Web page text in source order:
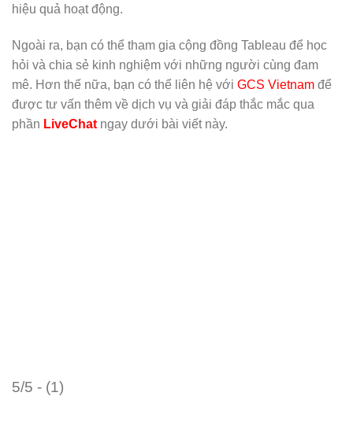
hiệu quả hoạt động.
Ngoài ra, bạn có thể tham gia cộng đồng Tableau để học
hỏi và chia sẻ kinh nghiệm với những người cùng đam
mê. Hơn thế nữa, bạn có thể liên hệ với GCS Vietnam để
được tư vấn thêm về dịch vụ và giải đáp thắc mắc qua
phần LiveChat ngay dưới bài viết này.
5/5 - (1)